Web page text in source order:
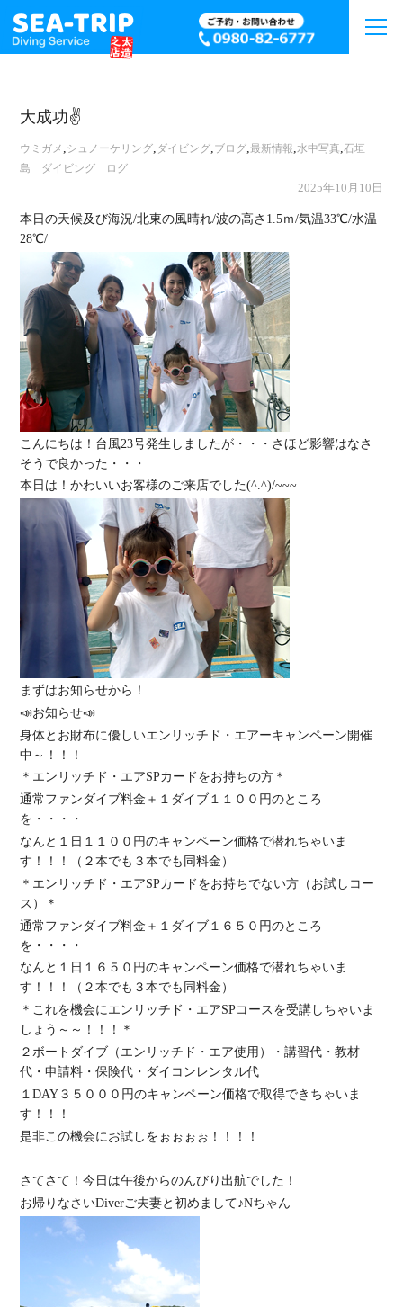
大成功✌
ウミガメ , シュノーケリング,ダイビング,ブログ,最新情報,水中写真,石垣
島 ダイビング ログ
2025年10月10日
本日の天候及び海況/北東の風晴れ/波の高さ1.5ｍ/気温33℃/水温
28℃/
こんにちは！台風23号発生しましたが・・・さほど影響はなさ
そうで良かった・・・
本日は！かわいいお客様のご来店でした(^.^)/~~~
まずはお知らせから！
📣お知らせ📣
身体とお財布に優しいエンリッチド・エアーキャンペーン開催
中～！！！
＊ エンリッチド・エアSPカードをお持ちの方＊
通常ファンダイブ料金＋１ダイブ１１００円のところ
を・・・・
なんと １日１１００円のキャンペーン価格で潜れちゃいま
す！！！（２本でも３本でも同料金）
＊ エンリッチド・エアSPカードをお持ちでない方（お試しコー
ス）＊
通常ファンダイブ料金＋１ダイブ１６５０円のところ
を・・・・
なんと １日１６５０円のキャンペーン価格で潜れちゃいま
す！！！（２本でも３本でも同料金）
＊ これを機会にエンリッチド・エアSPコースを受講しちゃいま
しょう～～！！！＊
２ボートダイブ（エンリッチド・エア使用）・講習代・教材
代・申請料・保険代・ ダイコンレンタル代
１DAY ３５０００円のキャンペーン価格で取得できちゃいま
す！！！
是非この機会にお試しをぉぉぉぉ！！！！
さてさて！今日は午後からのんびり出航でした！
お帰りなさいDiverご夫妻と初めまして♪Nちゃん